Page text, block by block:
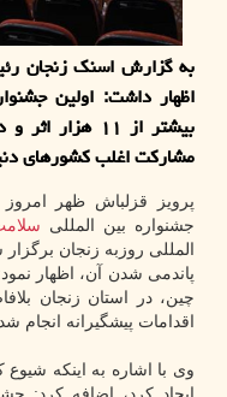
به گزارش اسنک زنجان
اظهار داشت: اولین
مشارکت اغلب کشورهای
جشنواره بین المللی
المللی روزبه زنجان
چین، در استان زنجان
اقدامات پیشگیرانه انجام
وی با اشاره به اینکه